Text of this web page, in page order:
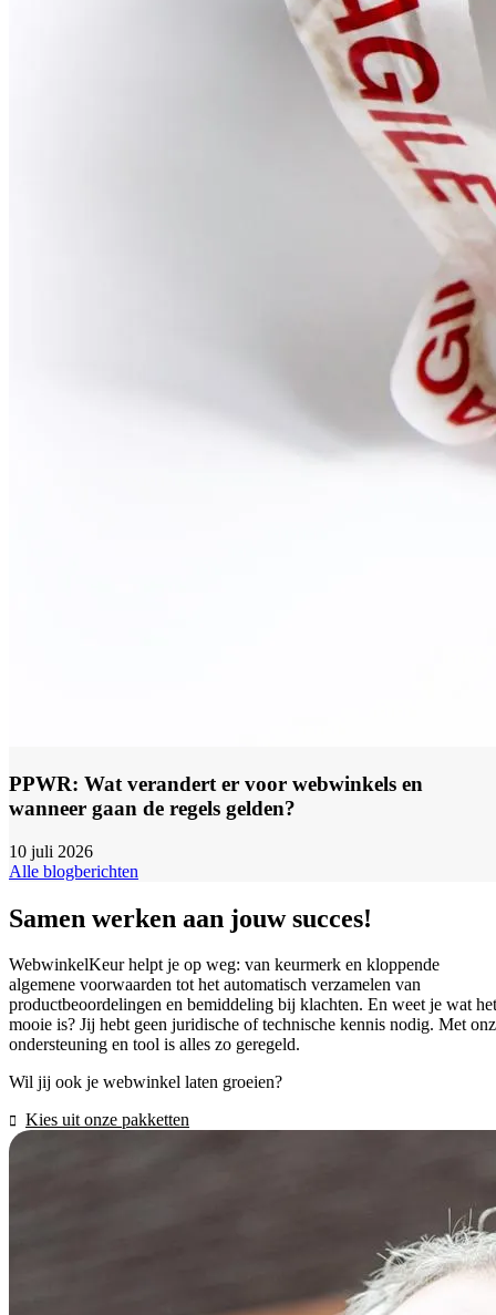
PPWR: Wat verandert er voor webwinkels en
wanneer gaan de regels gelden?
10 juli 2026
Alle blogberichten
Samen werken aan jouw succes!
WebwinkelKeur helpt je op weg: van keurmerk en kloppende
algemene voorwaarden tot het automatisch verzamelen van
productbeoordelingen en bemiddeling bij klachten. En weet je wat het
mooie is? Jij hebt geen juridische of technische kennis nodig. Met
ondersteuning en tool is alles zo geregeld.
Wil jij ook je webwinkel laten groeien?
Kies uit onze pakketten